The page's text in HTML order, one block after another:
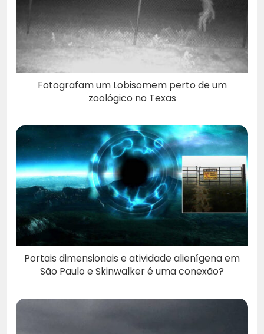
Fotografam um Lobisomem perto de um
zoológico no Texas
Portais dimensionais e atividade alienígena em
São Paulo e Skinwalker é uma conexão?